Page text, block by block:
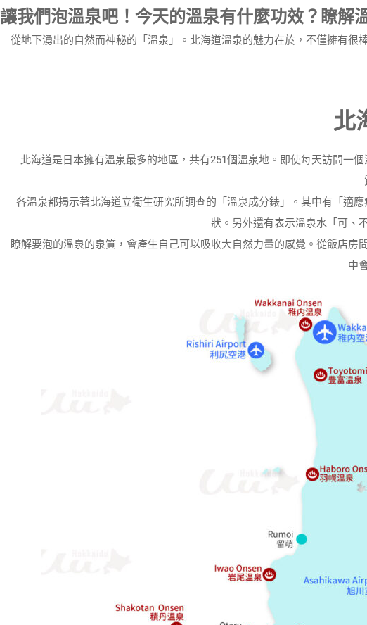
讓我們泡溫泉吧！今天的溫泉有什麼功效？瞭解
從地下湧出的自然而神秘的「溫泉」。北海道溫泉的魅力在於，不僅擁有很
北
北海道是日本擁有溫泉最多的地區，共有251個溫泉地。即使每天訪問一
各溫泉都揭示著北海道立衛生研究所調查的「溫泉成分錶」。其中有「適
狀。另外還有表示溫泉水「可、
瞭解要泡的溫泉的泉質，會產生自己可以吸收大自然力量的感覺。從飯店
中